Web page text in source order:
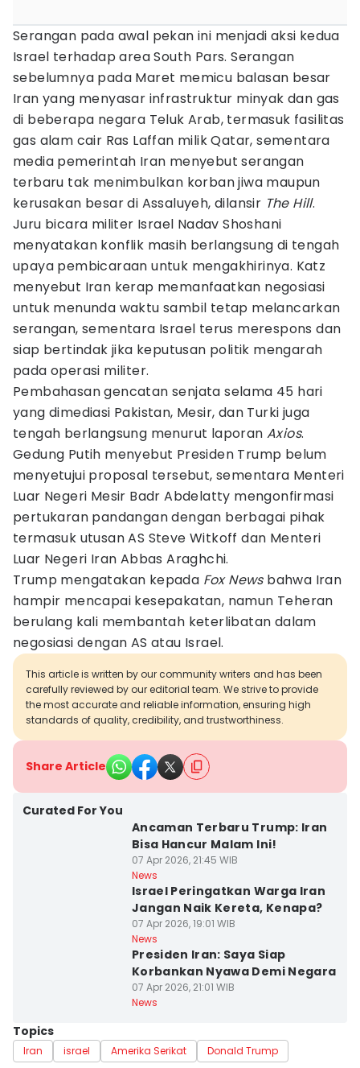
Serangan pada awal pekan ini menjadi aksi kedua
Israel terhadap area South Pars. Serangan
sebelumnya pada Maret memicu balasan besar
Iran yang menyasar infrastruktur minyak dan gas
di beberapa negara Teluk Arab, termasuk fasilitas
gas alam cair Ras Laffan milik Qatar, sementara
media pemerintah Iran menyebut serangan
terbaru tak menimbulkan korban jiwa maupun
kerusakan besar di Assaluyeh, dilansir The Hill.
Juru bicara militer Israel Nadav Shoshani
menyatakan konflik masih berlangsung di tengah
upaya pembicaraan untuk mengakhirinya. Katz
menyebut Iran kerap memanfaatkan negosiasi
untuk menunda waktu sambil tetap melancarkan
serangan, sementara Israel terus merespons dan
siap bertindak jika keputusan politik mengarah
pada operasi militer.
Pembahasan gencatan senjata selama 45 hari
yang dimediasi Pakistan, Mesir, dan Turki juga
tengah berlangsung menurut laporan Axios.
Gedung Putih menyebut Presiden Trump belum
menyetujui proposal tersebut, sementara Menteri
Luar Negeri Mesir Badr Abdelatty mengonfirmasi
pertukaran pandangan dengan berbagai pihak
termasuk utusan AS Steve Witkoff dan Menteri
Luar Negeri Iran Abbas Araghchi.
Trump mengatakan kepada Fox Newsbahwa Iran
hampir mencapai kesepakatan, namun Teheran
berulang kali membantah keterlibatan dalam
negosiasi dengan AS atau Israel.
This article is written by our community writers and has been
carefully reviewed by our editorial team. We strive to provide
the most accurate and reliable information, ensuring high
standards of quality, credibility, and trustworthiness.
Share Article
Curated For You
Ancaman Terbaru Trump: Iran
Bisa Hancur Malam Ini!
07 Apr 2026, 21:45 WIB
News
Israel Peringatkan Warga Iran
Jangan Naik Kereta, Kenapa?
07 Apr 2026, 19:01 WIB
News
Presiden Iran: Saya Siap
Korbankan Nyawa Demi Negara
07 Apr 2026, 21:01 WIB
News
Topics
Iran israel Amerika Serikat Donald Trump